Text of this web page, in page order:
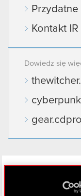
Przydatne
Kontakt IR
Dowiedz się